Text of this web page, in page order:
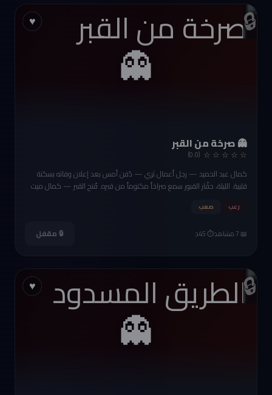
🔒
♥
👻
👻 صرخة من القبر
☆ ☆ ☆ ☆ ☆
(0.0)
كمال عبد الحميد — رجل أعمال ثري — دُفن أمس بعد إعلان وفاته بسكتة
قلبية. الليلة، حفّار القبور سمع صراخاً مكتوماً من قبره. فُتح القبر — كمال ميت
ومات لاحقاً.
رعب صعب
📖 7 مشاهد ⏱️ 45د 🔒 مقفل
🔒
♥
👻